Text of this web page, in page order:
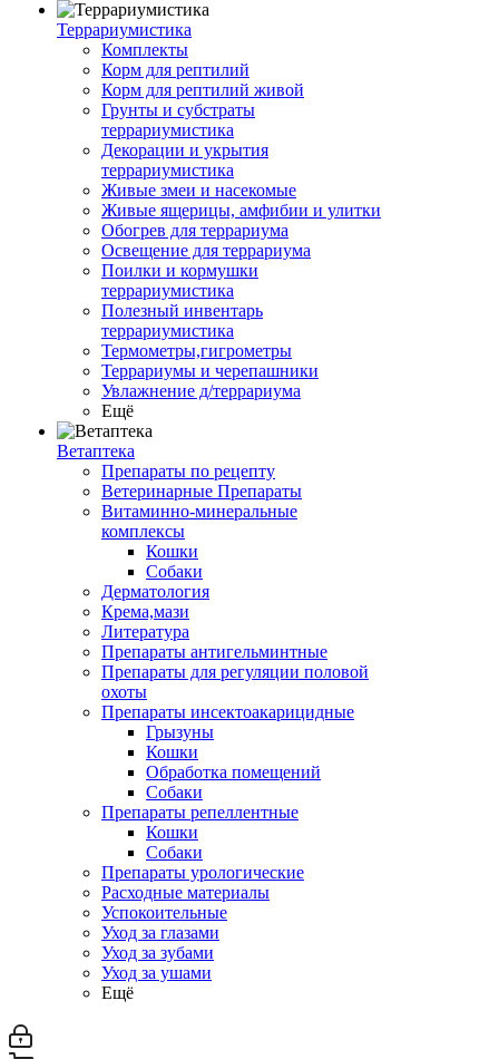
Террариумистика
Комплекты
Корм для рептилий
Корм для рептилий живой
Грунты и субстраты
террариумистика
Декорации и укрытия
террариумистика
Живые змеи и насекомые
Живые ящерицы, амфибии и улитки
Обогрев для террариума
Освещение для террариума
Поилки и кормушки
террариумистика
Полезный инвентарь
террариумистика
Термометры,гигрометры
Террариумы и черепашники
Увлажнение д/террариума
Ещё
Ветаптека
Препараты по рецепту
Ветеринарные Препараты
Витаминно-минеральные
комплексы
Кошки
Собаки
Дерматология
Крема,мази
Литература
Препараты антигельминтные
Препараты для регуляции половой
охоты
Препараты инсектоакарицидные
Грызуны
Кошки
Обработка помещений
Собаки
Препараты репеллентные
Кошки
Собаки
Препараты урологические
Расходные материалы
Успокоительные
Уход за глазами
Уход за зубами
Уход за ушами
Ещё